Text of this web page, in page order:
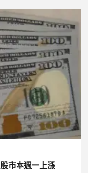
市本週一上漲